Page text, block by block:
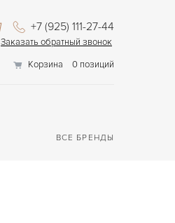
+7 (925) 111-27-44
Заказать обратный звонок
Корзина
0 позиций
ВСЕ БРЕНДЫ